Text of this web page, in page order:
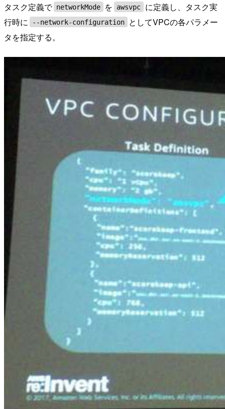
タスク定義で networkMode を awsvpc
に定義し、タスク実
行時に
--network-configuration
としてVPCの各パラメー
タを指定する。